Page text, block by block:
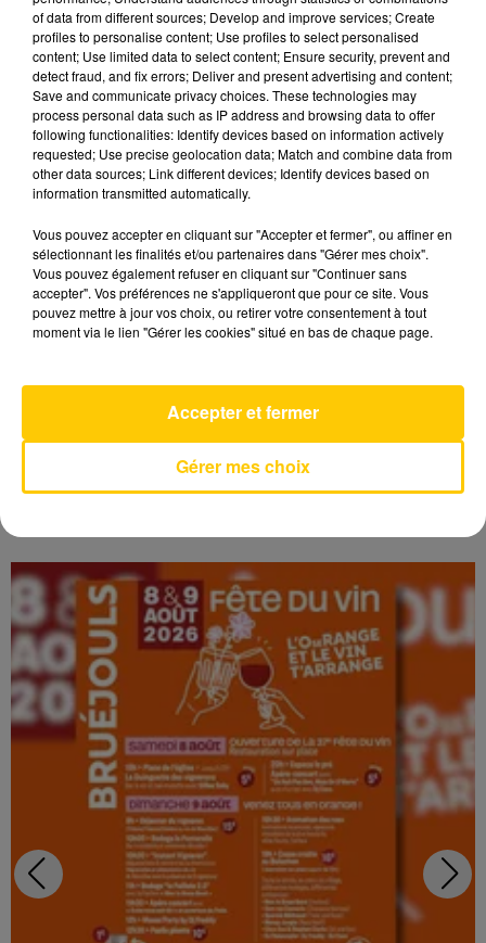
DE SES PRODUITS EMBLÉMATIQUES.
UN RODEZ AVEYRON FOOTBALL DÉJÀ
D'ATTAQUE
of data from different sources; Develop and improve services; Create
profiles to personalise content; Use profiles to select personalised
content; Use limited data to select content; Ensure security, prevent and
detect fraud, and fix errors; Deliver and present advertising and content;
Save and communicate privacy choices. These technologies may
process personal data such as IP address and browsing data to offer
following functionalities: Identify devices based on information actively
requested; Use precise geolocation data; Match and combine data from
other data sources; Link different devices; Identify devices based on
information transmitted automatically.
Vous pouvez accepter en cliquant sur "Accepter et fermer", ou affiner en
sélectionnant les finalités et/ou partenaires dans "Gérer mes choix".
Vous pouvez également refuser en cliquant sur "Continuer sans
accepter". Vos préférences ne s'appliqueront que pour ce site. Vous
pouvez mettre à jour vos choix, ou retirer votre consentement à tout
moment via le lien "Gérer les cookies" situé en bas de chaque page.
Gérer mes choix
Accepter et fermer